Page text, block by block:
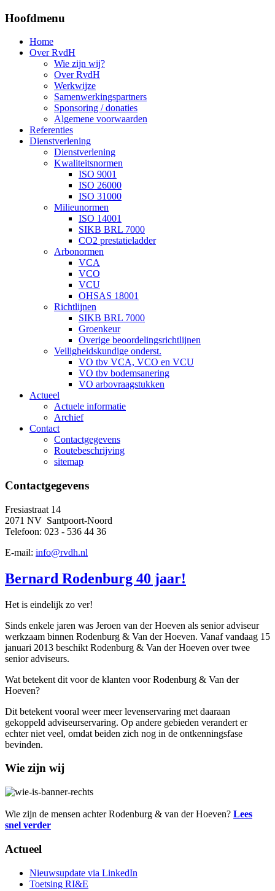
Hoofdmenu
Home
Over RvdH
Wie zijn wij?
Over RvdH
Werkwijze
Samenwerkingspartners
Sponsoring / donaties
Algemene voorwaarden
Referenties
Dienstverlening
Dienstverlening
Kwaliteitsnormen
ISO 9001
ISO 26000
ISO 31000
Milieunormen
ISO 14001
SIKB BRL 7000
CO2 prestatieladder
Arbonormen
VCA
VCO
VCU
OHSAS 18001
Richtlijnen
SIKB BRL 7000
Groenkeur
Overige beoordelingsrichtlijnen
Veiligheidskundige onderst.
VO tbv VCA, VCO en VCU
VO tbv bodemsanering
VO arbovraagstukken
Actueel
Actuele informatie
Archief
Contact
Contactgegevens
Routebeschrijving
sitemap
Contactgegevens
Fresiastraat 14
2071 NV Santpoort-Noord
Telefoon: 023 - 536 44 36
E-mail: info@rvdh.nl
Bernard Rodenburg 40 jaar!
Het is eindelijk zo ver!
Sinds enkele jaren was Jeroen van der Hoeven als senior adviseur
werkzaam binnen Rodenburg & Van der Hoeven. Vanaf vandaag 15
januari 2013 beschikt Rodenburg & Van der Hoeven over twee
senior adviseurs.
Wat betekent dit voor de klanten voor Rodenburg & Van der
Hoeven?
Dit betekent vooral weer meer levenservaring met daaraan
gekoppeld adviseurservaring. Op andere gebieden verandert er
echter niet veel, omdat beiden zich nog in de ontkenningsfase
bevinden.
Wie zijn wij
Wie zijn de mensen achter Rodenburg & van der Hoeven? Lees
snel verder
Actueel
Nieuwsupdate via LinkedIn
Toetsing RI&E